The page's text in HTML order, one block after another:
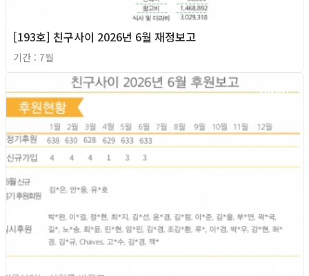
[193호] 친구사이 2026년 6월 재정보고
기간 : 7월
2026년